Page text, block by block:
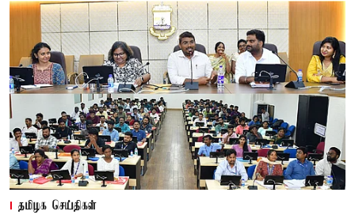
தமிழக செய்திகள்